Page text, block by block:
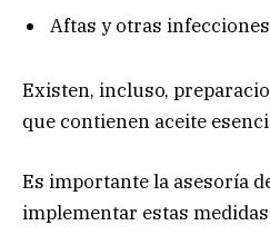
Aftas y otras
Existen, incluso,
que contienen aceite
Es importante la asesoría
implementar estas